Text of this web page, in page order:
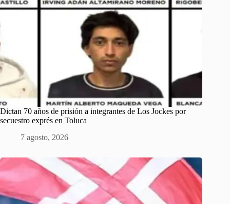
Dictan 70 años de prisión a integrantes de Los Jockes por
secuestro exprés en Toluca
7 agosto, 2026